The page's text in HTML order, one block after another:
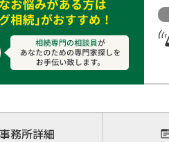
事務所詳細